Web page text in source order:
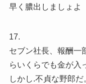
早く膿出しましょよ
17.
セブン社長、報酬
らいくらでも金が入
しかし.不貞な野郎だ